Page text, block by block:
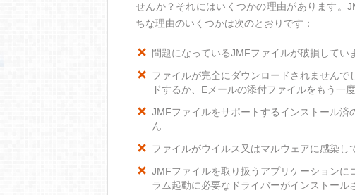
せんか？それにはいくつかの理由があります。
ちな理由のいくつかは次のとおりです：
問題になっているJMFファイルが破損してい
ファイルが完全にダウンロードされません
ドするか、Eメールの添付ファイルをもう一
JMFファイルをサポートするインストール
ん
ファイルがウイルス又はマルウェアに感染し
JMFファイルを取り扱うアプリケーション
ラム起動に必要なドライバーがインストール